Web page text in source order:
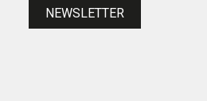
NEWSLETTER